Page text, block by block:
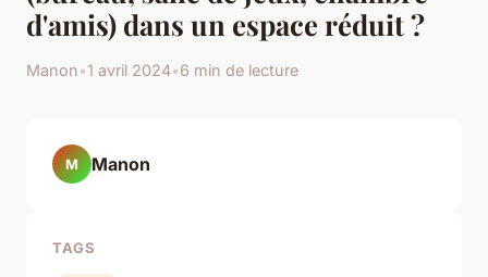
d'amis) dans un espace réduit ?
Manon•1 avril 2024•6 min de lecture
M Manon
TAGS